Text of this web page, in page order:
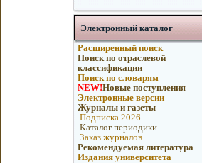
Электронный каталог
Расширенный поиск
Поиск по отраслевой
классификации
Поиск по словарям
NEW!Новые поступления
Электронные версии
Журналы и газеты
Подписка 2026
Каталог периодики
Заказ журналов
Рекомендуемая литература
Издания университета